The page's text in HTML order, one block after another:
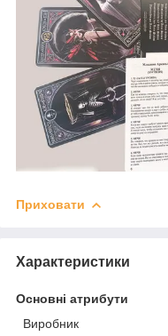
Приховати
Характеристики
Основні атрибути
Виробник